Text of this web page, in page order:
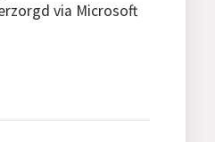
via Microsoft